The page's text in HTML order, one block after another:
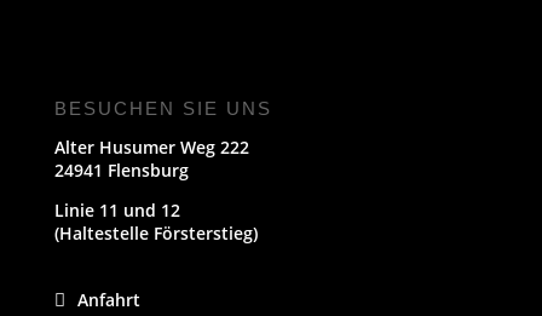
BESUCHEN SIE UNS
Alter Husumer Weg 222
24941 Flensburg
Linie 11 und 12
(Haltestelle Försterstieg)
Anfahrt